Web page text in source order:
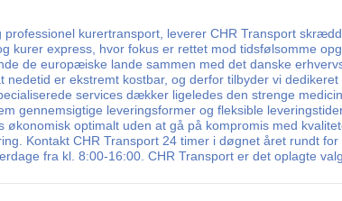
kurertransport, leverer CHR Transport
kurer express, hvor fokus er rettet mod tidsfølsomme
de europæiske lande sammen med det danske
er ekstremt kostbar, og derfor tilbyder vi
services dækker ligeledes den strenge
gennemsigtige leveringsformer og fleksible
optimalt uden at gå på kompromis med
Kontakt CHR Transport 24 timer i døgnet året rundt
fra kl. 8:00-16:00. CHR Transport er det oplagte